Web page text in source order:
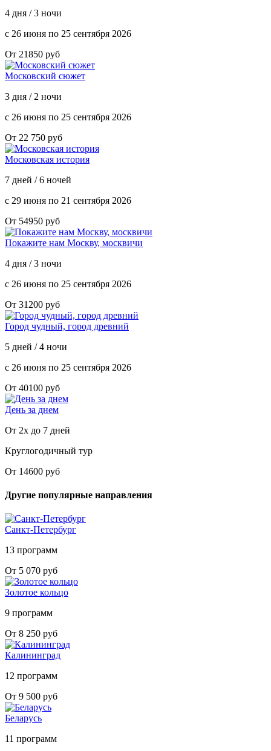
4 дня / 3 ночи
с 26 июня по 25 сентября 2026
От 21850 руб
Московский сюжет
3 дня / 2 ночи
с 26 июня по 25 сентября 2026
От 22 750 руб
Московская история
7 дней / 6 ночей
с 29 июня по 21 сентября 2026
От 54950 руб
Покажите нам Москву, москвичи
4 дня / 3 ночи
с 26 июня по 25 сентября 2026
От 31200 руб
Город чудный, город древний
5 дней / 4 ночи
с 26 июня по 25 сентября 2026
От 40100 руб
День за днем
От 2х до 7 дней
Круглогодичный тур
От 14600 руб
Другие популярные направления
Санкт-Петербург
13 программ
От 5 070 руб
Золотое кольцо
9 программ
От 8 250 руб
Калининград
12 программ
От 9 500 руб
Беларусь
11 программ